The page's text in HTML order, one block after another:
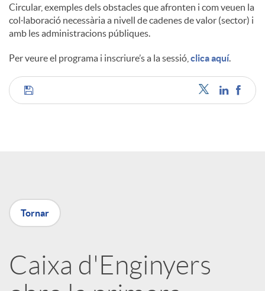
Circular, exemples dels obstacles que afronten i com veuen la
col·laboració necessària a nivell de cadenes de valor (sector) i
amb les administracions públiques.
Per veure el programa i inscriure’s a la sessió, clica aquí.
C
p
a
Tornar
Caixa d'Enginyers